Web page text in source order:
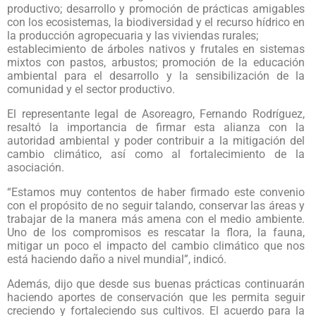
productivo; desarrollo y promoción de prácticas amigables
con los ecosistemas, la biodiversidad y el recurso hídrico en
la producción agropecuaria y las viviendas rurales;
establecimiento de árboles nativos y frutales en sistemas
mixtos con pastos, arbustos; promoción de la educación
ambiental para el desarrollo y la sensibilización de la
comunidad y el sector productivo.
El representante legal de Asoreagro, Fernando Rodríguez,
resaltó la importancia de firmar esta alianza con la
autoridad ambiental y poder contribuir a la mitigación del
cambio climático, así como al fortalecimiento de la
asociación.
“Estamos muy contentos de haber firmado este convenio
con el propósito de no seguir talando, conservar las áreas y
trabajar de la manera más amena con el medio ambiente.
Uno de los compromisos es rescatar la flora, la fauna,
mitigar un poco el impacto del cambio climático que nos
está haciendo daño a nivel mundial”, indicó.
Además, dijo que desde sus buenas prácticas continuarán
haciendo aportes de conservación que les permita seguir
creciendo y fortaleciendo sus cultivos. El acuerdo para la